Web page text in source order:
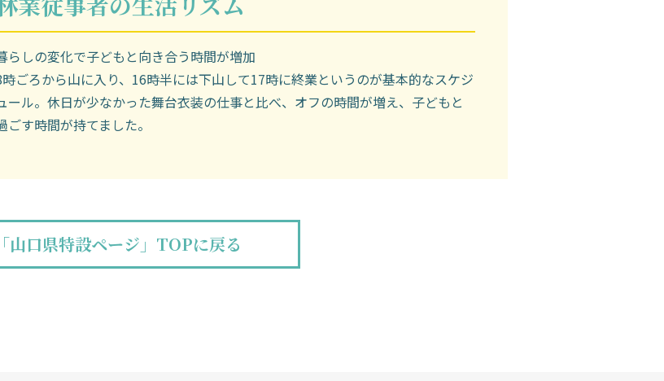
らしの変化で子どもと向き合う時間が増加
ごろから山に入り、16時半には下山して17時に終業というのが基本的なスケジ
ール。休日が少なかった舞台衣装の仕事と比べ、オフの時間が増え、子どもと
ごす時間が持てました。
「山口県特設ページ」TOPに戻る